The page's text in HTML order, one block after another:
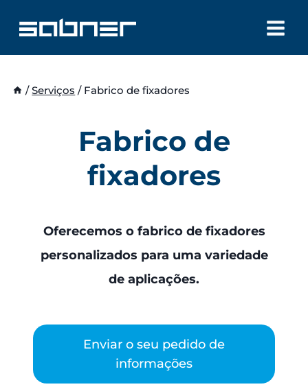
content
/ Serviços / Fabrico de fixadores
Fabrico de
fixadores
Oferecemos o fabrico de fixadores
personalizados para uma variedade
de aplicações.
Enviar o seu pedido de
informações